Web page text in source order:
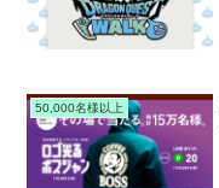
50,000名様以上